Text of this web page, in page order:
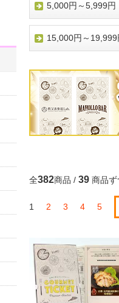
5,000円～5,999円
15,000円～19,999
全382商品 / 39 商品ず
1 2 3 4 5